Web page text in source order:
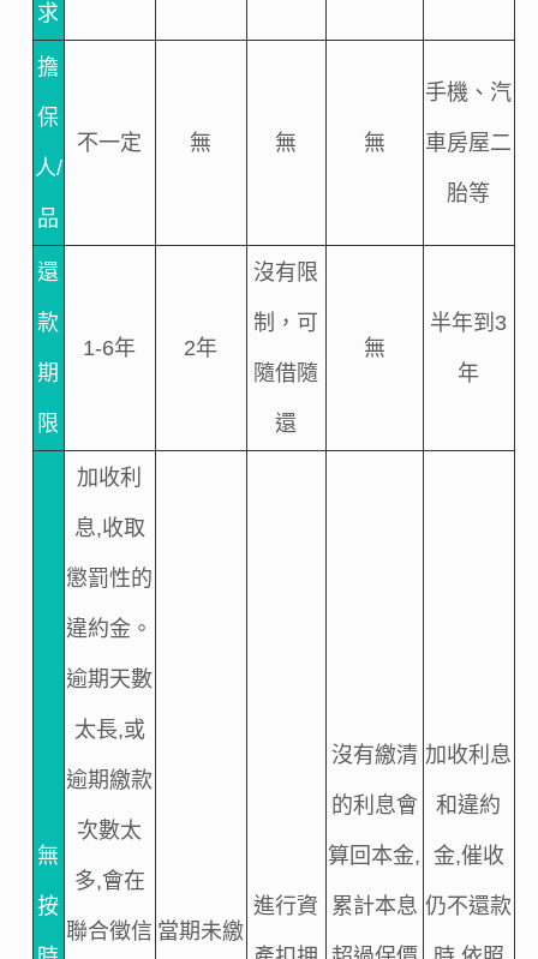
求
擔
保
人/
品
不一定 無 無 無
手機、汽
車房屋二
胎等
還
款
期
限
1-6年 2年
沒有限
制，可
隨借隨
還
無
半年到3
年
無
按
加收利
息,收取
懲罰性的
違約金。
逾期天數
太長,或
逾期繳款
次數太
多,會在
聯合徵信 當期未繳
進行資
沒有繳清
的利息會
算回本金,
累計本息
加收利息
和違約
金,催收
仍不還款